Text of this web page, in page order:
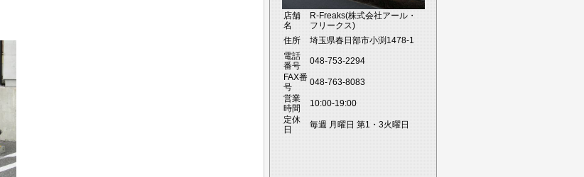
店舗
名
R-Freaks(株式会社アール・
フリークス)
住所
埼玉県春日部市小渕1478-1
電話
番号
048-753-2294
FAX番
号
048-763-8083
営業
時間
10:00-19:00
定休
日
毎週 月曜日 第1・3火曜日